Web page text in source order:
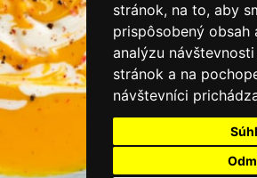
stránok, na to, aby
prispôsobený obsah
analýzu
stránok a na
návštevníci
Všeobecné
Ochrana
Cookies
Moje
Pridať